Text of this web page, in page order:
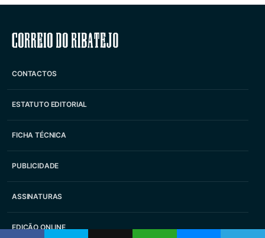
Correio do Ribatejo
CONTACTOS
ESTATUTO EDITORIAL
FICHA TÉCNICA
PUBLICIDADE
ASSINATURAS
EDIÇÃO ONLINE